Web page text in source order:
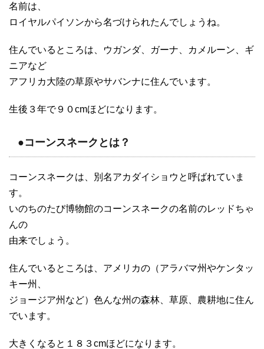
名前は、
ロイヤルパイソンから名づけられたんでしょうね。
住んでいるところは、ウガンダ、ガーナ、カメルーン、ギ
ニアなど
アフリカ大陸の草原やサバンナに住んでいます。
生後３年で９０cmほどになります。
●コーンスネークとは？
コーンスネークは、別名アカダイショウと呼ばれていま
す。
いのちのたび博物館のコーンスネークの名前のレッドちゃ
んの
由来でしょう。
住んでいるところは、アメリカの（アラバマ州やケンタッ
キー州、
ジョージア州など）色んな州の森林、草原、農耕地に住ん
でいます。
大きくなると１８３cmほどになります。